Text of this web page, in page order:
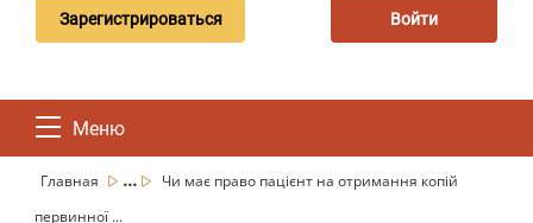
Зарегистрироваться Войти
Меню
Главная ...
Чи має право пацієнт на отримання копій
первинної ...